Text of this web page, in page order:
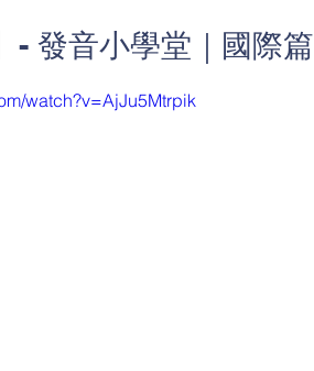
- 發音小學堂｜國際篇
watch?v=AjJu5Mtrpik